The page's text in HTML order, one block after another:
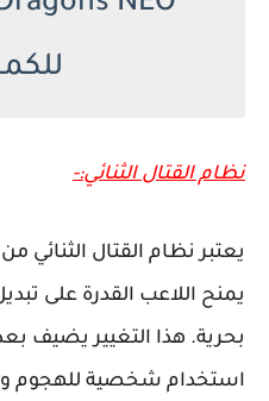
نظام القتال الثنائي:-
يعتبر نظام القتال الثنائي
يمنح اللاعب القدرة على
بحرية. هذا التغيير يضيف
استخدام شخصية للهجوم